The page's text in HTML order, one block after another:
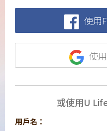
使用
使
或使用U
用戶名：